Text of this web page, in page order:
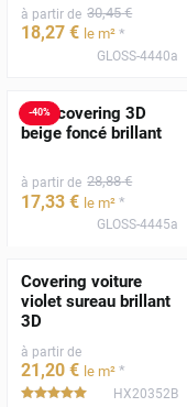
à partir de 30,45 €
18,27 € le m² *
GLOSS-4440a
-40%
Film covering 3D
beige foncé brillant
à partir de 28,88 €
17,33 € le m² *
GLOSS-4445a
Covering voiture
violet sureau brillant
3D
à partir de
21,20 € le m² *
*****HX20352B